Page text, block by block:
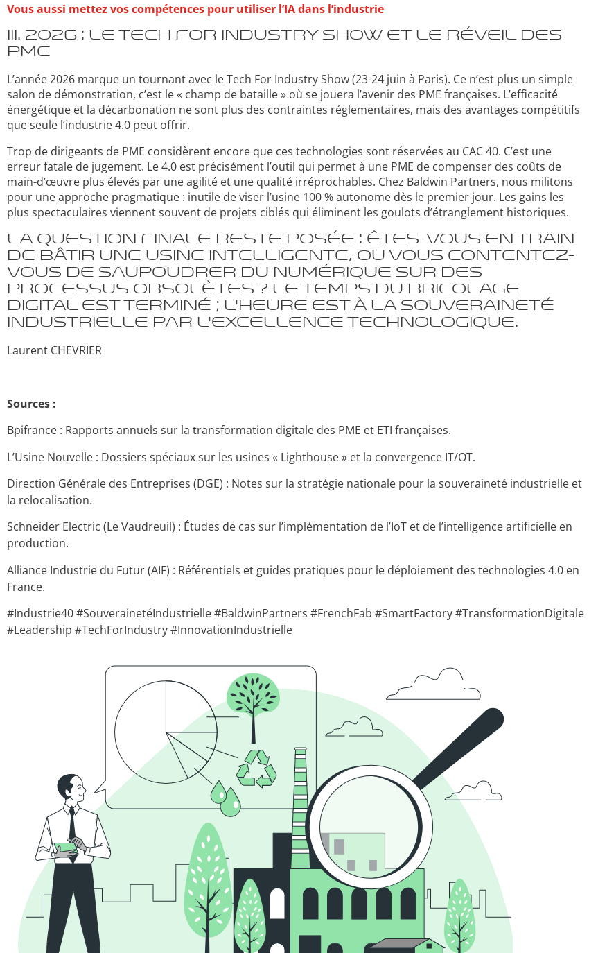
Vous aussi mettez vos compétences pour utiliser l’IA dans l’industrie
III. 2026 : Le Tech For Industry Show et le réveil des
PME
L’année 2026 marque un tournant avec le Tech For Industry Show (23-24 juin à Paris). Ce n’est plus un simple
salon de démonstration, c’est le « champ de bataille » où se jouera l’avenir des PME françaises. L’efficacité
énergétique et la décarbonation ne sont plus des contraintes réglementaires, mais des avantages compétitifs
que seule l’industrie 4.0 peut offrir.
Trop de dirigeants de PME considèrent encore que ces technologies sont réservées au CAC 40. C’est une
erreur fatale de jugement. Le 4.0 est précisément l’outil qui permet à une PME de compenser des coûts de
main-d’œuvre plus élevés par une agilité et une qualité irréprochables. Chez Baldwin Partners, nous militons
pour une approche pragmatique : inutile de viser l’usine 100 % autonome dès le premier jour. Les gains les
plus spectaculaires viennent souvent de projets ciblés qui éliminent les goulots d’étranglement historiques.
La question finale reste posée : êtes-vous en train
de bâtir une usine intelligente, ou vous contentez-
vous de saupoudrer du numérique sur des
processus obsolètes ? Le temps du bricolage
digital est terminé ; l’heure est à la souveraineté
industrielle par l’excellence technologique.
Laurent CHEVRIER
Sources :
Bpifrance : Rapports annuels sur la transformation digitale des PME et ETI françaises.
L’Usine Nouvelle : Dossiers spéciaux sur les usines « Lighthouse » et la convergence IT/OT.
Direction Générale des Entreprises (DGE) : Notes sur la stratégie nationale pour la souveraineté industrielle et
la relocalisation.
Schneider Electric (Le Vaudreuil) : Études de cas sur l’implémentation de l’IoT et de l’intelligence artificielle en
production.
Alliance Industrie du Futur (AIF) : Référentiels et guides pratiques pour le déploiement des technologies 4.0 en
France.
#Industrie40 #SouverainetéIndustrielle #BaldwinPartners #FrenchFab #SmartFactory #TransformationDigitale
#Leadership #TechForIndustry #InnovationIndustrielle